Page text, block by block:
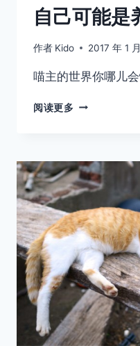
自己可能是
作者 Kido 2017 年 1
喵主的世界你哪儿会
阅读更多 看
家
养
的
猫，
我
觉
得
自
己
可
能
是
养